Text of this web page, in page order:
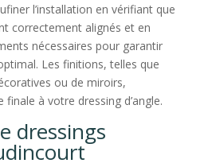
l’installation en vérifiant que
correctement alignés et en
nécessaires pour garantir
Les finitions, telles que
ou de miroirs,
à votre dressing d’angle.
dressings